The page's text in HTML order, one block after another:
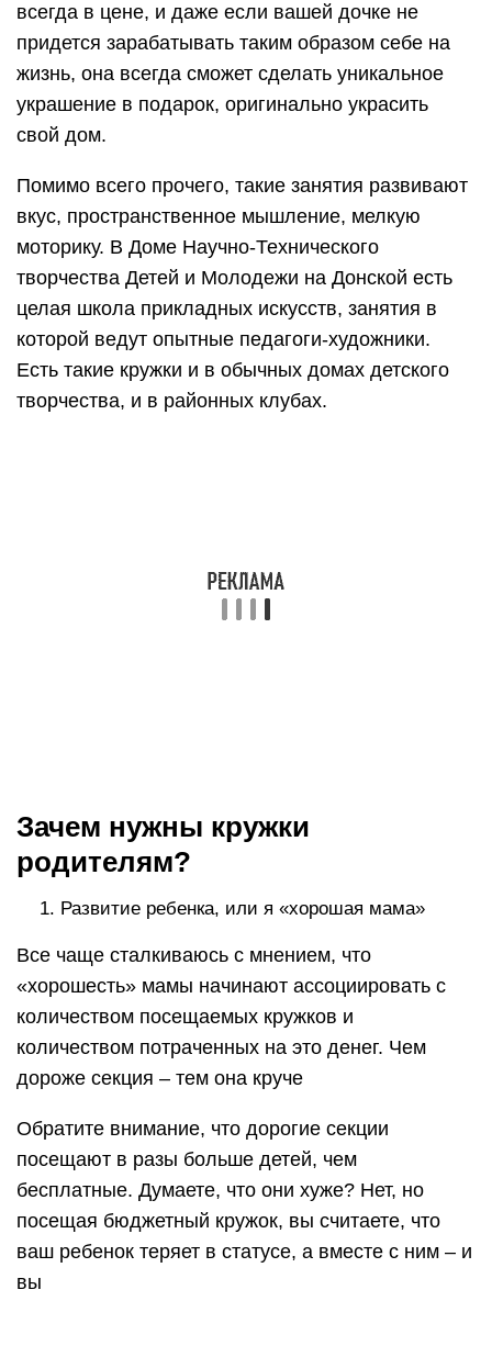
всегда в цене, и даже если вашей дочке не
придется зарабатывать таким образом себе на
жизнь, она всегда сможет сделать уникальное
украшение в подарок, оригинально украсить
свой дом.
Помимо всего прочего, такие занятия развивают
вкус, пространственное мышление, мелкую
моторику. В Доме Научно-Технического
творчества Детей и Молодежи на Донской есть
целая школа прикладных искусств, занятия в
которой ведут опытные педагоги-художники.
Есть такие кружки и в обычных домах детского
творчества, и в районных клубах.
Зачем нужны кружки
родителям?
Развитие ребенка, или я «хорошая мама»
Все чаще сталкиваюсь с мнением, что
«хорошесть» мамы начинают ассоциировать с
количеством посещаемых кружков и
количеством потраченных на это денег. Чем
дороже секция – тем она круче
Обратите внимание, что дорогие секции
посещают в разы больше детей, чем
бесплатные. Думаете, что они хуже? Нет, но
посещая бюджетный кружок, вы считаете, что
ваш ребенок теряет в статусе, а вместе с ним – и
вы